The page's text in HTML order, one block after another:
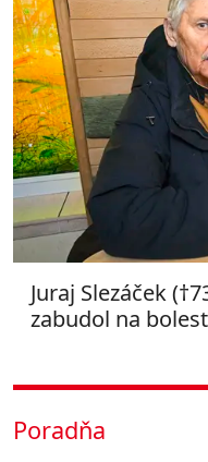
Juraj Slezáček
zabudol na bolesť
Poradňa